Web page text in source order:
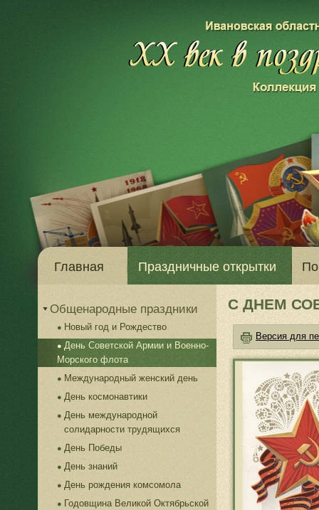
Главная Праздничные открытки
Общенародные праздники
Новый год и Рождество
День Советской Армии и Военно-
Морского флота
Международный женский день
День космонавтики
День международной
солидарности трудящихся
День Победы
День знаний
День рождения комсомола
Годовщина Великой Октябрьской
С ДНЕМ
Версия для